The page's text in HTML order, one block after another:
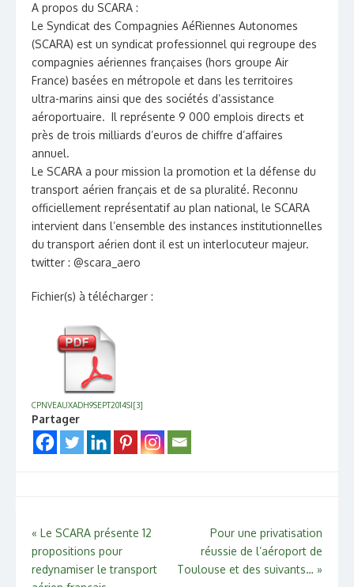
A propos du SCARA :
Le Syndicat des Compagnies AéRiennes Autonomes
(SCARA) est un syndicat professionnel qui regroupe des
compagnies aériennes françaises (hors groupe Air
France) basées en métropole et dans les territoires
ultra-marins ainsi que des sociétés d’assistance
aéroportuaire. Il représente 9 000 emplois directs et
près de trois milliards d’euros de chiffre d’affaires
annuel.
Le SCARA a pour mission la promotion et la défense du
transport aérien français et de sa pluralité. Reconnu
officiellement représentatif au plan national, le SCARA
intervient dans l’ensemble des instances institutionnelles
du transport aérien dont il est un interlocuteur majeur.
twitter : @scara_aero
Fichier(s) à télécharger :
CPNVEAUXADH9SEPT2014SI[3]
Partager
Navigation
de
l’article
« Le SCARA présente 12
propositions pour
redynamiser le transport
Pour une privatisation
réussie de l’aéroport de
Toulouse et des suivants… »